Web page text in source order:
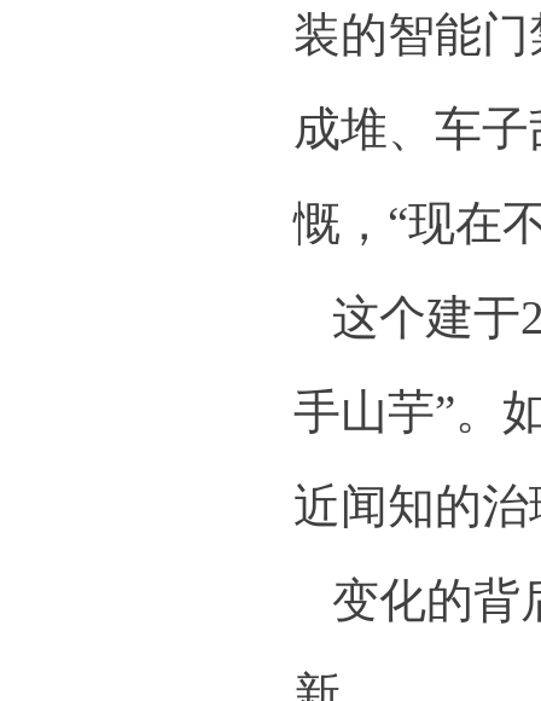
装的智能
成堆、车
慨，“现在
这个建于
手山芋”。
近闻知的
变化的背